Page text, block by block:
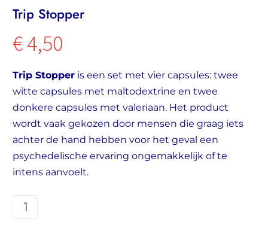
Trip Stopper
€4,50
Trip Stopper is een set met vier capsules: twee
witte capsules met maltodextrine en twee
donkere capsules met valeriaan. Het product
wordt vaak gekozen door mensen die graag iets
achter de hand hebben voor het geval een
psychedelische ervaring ongemakkelijk of te
intens aanvoelt.
Trip
Stopper